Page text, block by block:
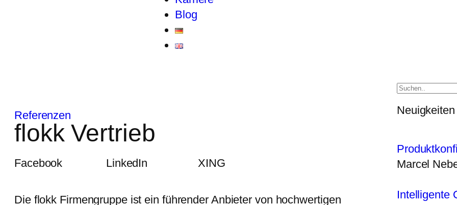
Blog
Referenzen
flokk Vertrieb
Facebook LinkedIn XING
Die flokk Firmengruppe ist ein führender Anbieter von hochwertigen
Neuigkeiten
Marcel
Intelligente